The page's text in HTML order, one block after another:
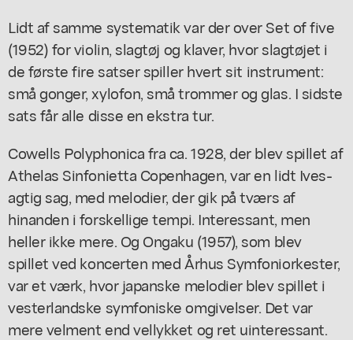
Lidt af samme systematik var der over Set of five
(1952) for violin, slagtøj og klaver, hvor slagtøjet i
de første fire satser spiller hvert sit instrument:
små gonger, xylofon, små trommer og glas. I sidste
sats får alle disse en ekstra tur.
Cowells Polyphonica fra ca. 1928, der blev spillet af
Athelas Sinfonietta Copenhagen, var en lidt Ives-
agtig sag, med melodier, der gik på tværs af
hinanden i forskellige tempi. Interessant, men
heller ikke mere. Og Ongaku (1957), som blev
spillet ved koncerten med Århus Symfoniorkester,
var et værk, hvor japanske melodier blev spillet i
vesterlandske symfoniske omgivelser. Det var
mere velment end vellykket og ret uinteressant.